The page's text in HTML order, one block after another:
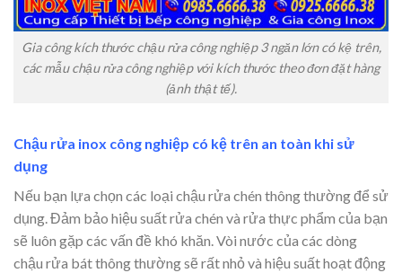
Gia công kích thước chậu rửa công nghiệp 3 ngăn lớn có kệ trên,
các mẫu chậu rửa công nghiệp với kích thước theo đơn đặt hàng
(ảnh thật tế).
Chậu rửa inox công nghiệp có kệ trên an toàn khi sử
dụng
Nếu bạn lựa chọn các loại chậu rửa chén thông thường để sử
dụng. Đảm bảo hiệu suất rửa chén và rửa thực phẩm của bạn
sẽ luôn gặp các vấn đề khó khăn. Vòi nước của các dòng
chậu rửa bát thông thường sẽ rất nhỏ và hiệu suất hoạt động